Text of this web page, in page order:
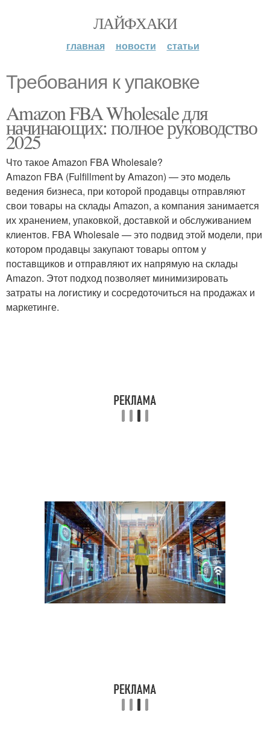
ЛАЙФХАКИ
главная новости статьи
Требования к упаковке
Amazon FBA Wholesale для
начинающих: полное руководство
2025
Что такое Amazon FBA Wholesale?
Amazon FBA (Fulfillment by Amazon) — это модель
ведения бизнеса, при которой продавцы отправляют
свои товары на склады Amazon, а компания занимается
их хранением, упаковкой, доставкой и обслуживанием
клиентов. FBA Wholesale — это подвид этой модели, при
котором продавцы закупают товары оптом у
поставщиков и отправляют их напрямую на склады
Amazon. Этот подход позволяет минимизировать
затраты на логистику и сосредоточиться на продажах и
маркетинге.